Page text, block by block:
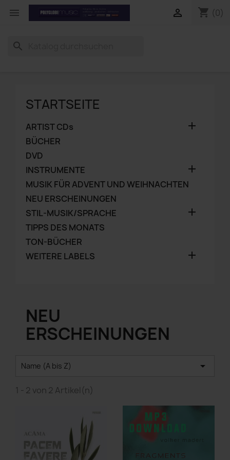
 shopping_cart (0)

search
STARTSEITE
ARTIST CDs 
BÜCHER
DVD
INSTRUMENTE

MUSIK FÜR ADVENT UND WEIHNACHTEN
NEU ERSCHEINUNGEN
STIL-MUSIK/SPRACHE

TIPPS DES MONATS
TON-BÜCHER
WEITERE LABELS

NEU
ERSCHEINUNGEN
Name (A bis Z) 
1 - 2 von 2 Artikel(n)